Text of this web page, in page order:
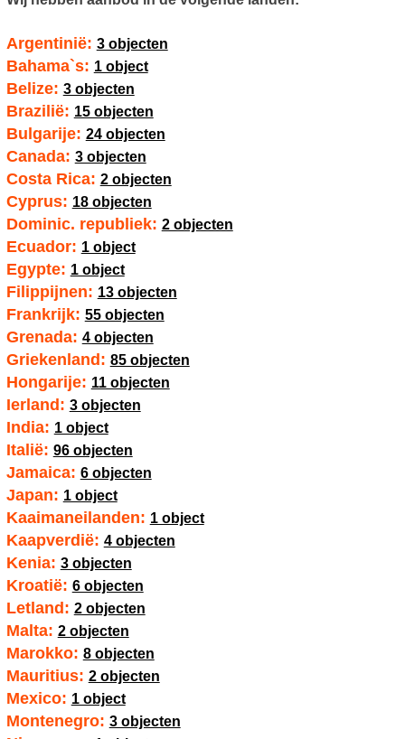
Argentinië: 3 objecten
Bahama`s: 1 object
Belize: 3 objecten
Brazilië: 15 objecten
Bulgarije: 24 objecten
Canada: 3 objecten
Costa Rica: 2 objecten
Cyprus: 18 objecten
Dominic. republiek: 2 objecten
Ecuador: 1 object
Egypte: 1 object
Filippijnen: 13 objecten
Frankrijk: 55 objecten
Grenada: 4 objecten
Griekenland: 85 objecten
Hongarije: 11 objecten
Ierland: 3 objecten
India: 1 object
Italië: 96 objecten
Jamaica: 6 objecten
Japan: 1 object
Kaaimaneilanden: 1 object
Kaapverdië: 4 objecten
Kenia: 3 objecten
Kroatië: 6 objecten
Letland: 2 objecten
Malta: 2 objecten
Marokko: 8 objecten
Mauritius: 2 objecten
Mexico: 1 object
Montenegro: 3 objecten